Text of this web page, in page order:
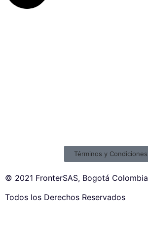
Términos y Condiciones
© 2021 FronterSAS, Bogotá Colombia
Todos los Derechos Reservados